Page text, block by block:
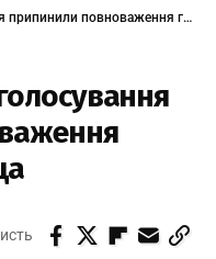
повноваження голови Бориса Беца